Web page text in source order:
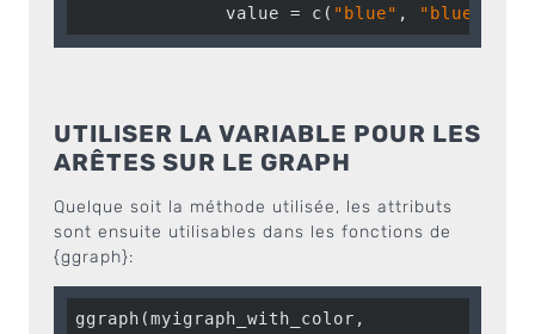
              value = c(
"blue" , "blue"
UTILISER LA VARIABLE POUR LES
ARÊTES SUR LE GRAPH
Quelque soit la méthode utilisée, les attributs
sont ensuite utilisables dans les fonctions de
{ggraph}:
ggraph(myigraph_with_color,